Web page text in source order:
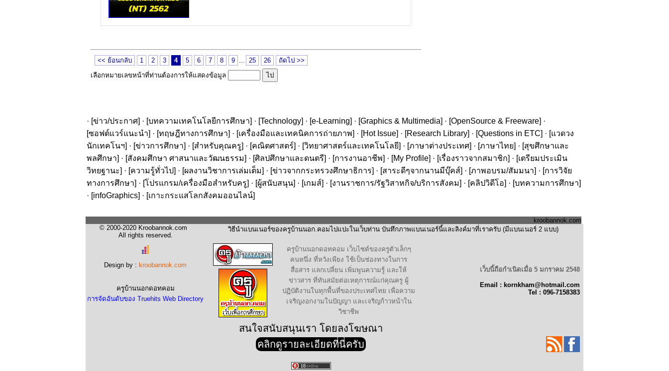
<< ย้อนกลับ 1 2 3 4 5 6 7 8 9 25 26
ถัดไป >>
เลือกหมายเลขหน้าที่ท่านต้องการให้แสดงข้อมูล
· [ข่าว/ประกาศ] · [บทความเทคโนโลยีการศึกษา] · [Technology] · [e-Learning] · [Graphics & Multimedia] · [OpenSource & Freeware] ·
[ซอฟต์แวร์แนะนำ] · [ทฤษฎีทางการศึกษา] · [เครื่องมือและเทคนิคการถ่ายภาพ] · [Hot Issue] · [Research Library] · [Questions in ETC] · [แวดวง
นักเทคโนฯ] · [ข่าวการศึกษา] · [สำหรับคุณครู] · [คณิตศาสตร์] · [วิทยาศาสตร์และเทคโนโลยี] · [ภาษาต่างประเทศ] · [ภาษาไทย] · [สุขศึกษาและ
พลศึกษา] · [สังคมศึกษา ศาสนาและวัฒนธรรม] · [ศิลปศึกษาและดนตรี] · [การงานอาชีพ] · [My Profile] · [เรื่องราวจากสมาชิก] · [เตรียมประเมิน
วิทยฐานะ] · [ความรู้ทั่วไป] · [ผลงานวิชาการเล่มเต็ม] · [ข่าวจากกระทรวงศึกษาธิการ] · [สาระดีๆจากนานมีบุ๊คส์] · [ภาพอบรม/สัมมนา] · [การวิจัย
ทางการศึกษา] · [โปรแกรม/เครื่องมือสำหรับครู] · [ผู้สนับสนุน] · [เกมส์] · [งานราชการ/รัฐวิสาหกิจ/บริการสังคม] · [คลิปวิดีโอ] · [บทความการศึกษา]
· [infoGraphics] · [เกาะกระแสโลกสังคมออนไลน์]
kroobannok.com
© 2000-2020 Kroobannok.com
All rights reserved.
Design by : kroobannok.com
ครูบ้านนอกดอทคอม
การจัดอันดับของ Truehits Web Directory
วิธีนำแบนเนอร์ของครูบ้านนอก.คอมไปแปะในเว็บท่าน บันทึกภาพแบนเนอร์นี้และลิงค์มาที่เราครับ (มีแบนเนอร์ 2 แบบ)
ครูบ้านนอกดอทคอม เว็บไซต์ของครูตัวเล็กๆ
คนหนึ่ง ที่หวังเพียง ใช้เป็นช่องทางในการ
สื่อสาร แลกเปลี่ยน เพิ่มพูนความรู้ และให้
ข่าวสาร ที่ทันสมัยต่อเหตุการณ์แก่คุณครู ผู้
ปฏิบัติงานในทุกพื้นที่ของประเทศไทย เพื่อความ
เจริญงอกงามในปัญญา และเจริญก้าวหน้าใน
วิชาชีพ
เว็บนี้ถือกำเนิดเมื่อ 5 มกราคม 2548
Email : kornkham@hotmail.com
Tel : 096-7158383
สนใจสนับสนุนเรา โดยลงโฆษณา
คลิกดูรายละเอียดที่นี่ครับ